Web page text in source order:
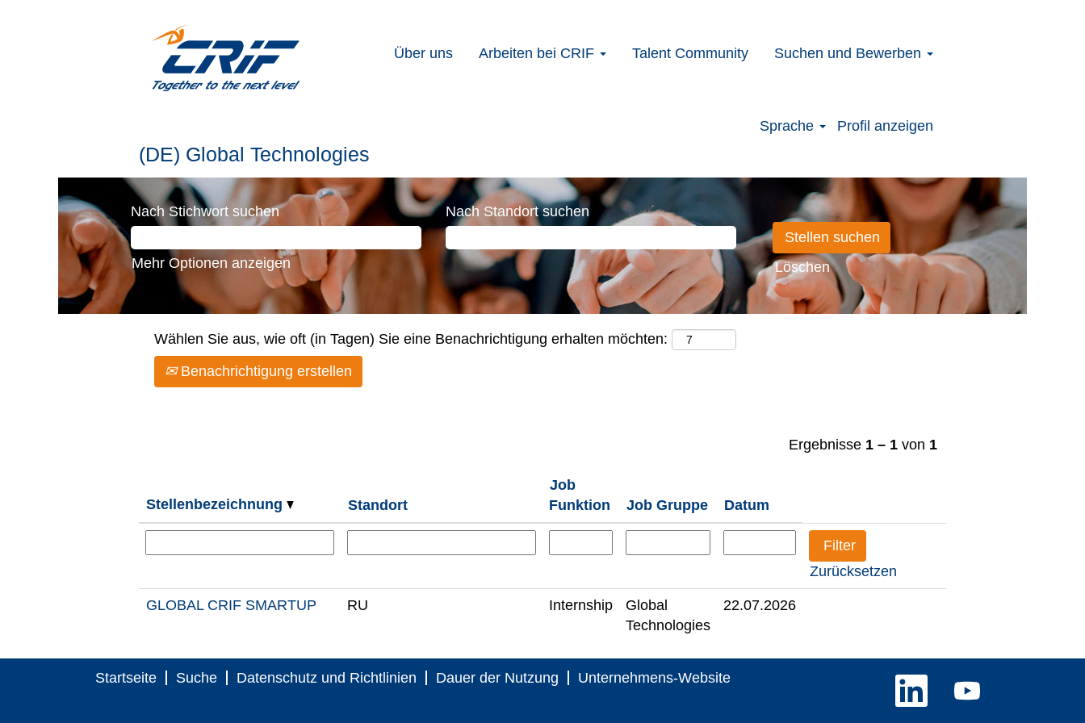
Über uns Arbeiten bei CRIF Talent Community Suchen und Bewerben
Sprache Profil anzeigen
Global
Technologies
(DE) Global Technologies
Nach Stichwort suchen Nach Standort suchen
Mehr Optionen anzeigen Löschen
Wählen Sie aus, wie oft (in Tagen) Sie eine Benachrichtigung erhalten möchten:
Benachrichtigung erstellen
Ergebnisse 1 – 1 von 1
Stellenbezeichnung Standort
Job
Funktion
Job Gruppe Datum
Zurücksetzen
GLOBAL CRIF SMARTUP RU Internship
Global
Technologies
22.07.2026
Startseite Suche Datenschutz und Richtlinien Dauer der Nutzung Unternehmens-Website
W
r
W